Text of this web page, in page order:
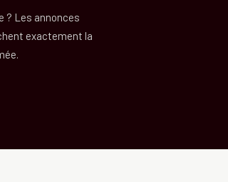
? Les annonces
exactement la